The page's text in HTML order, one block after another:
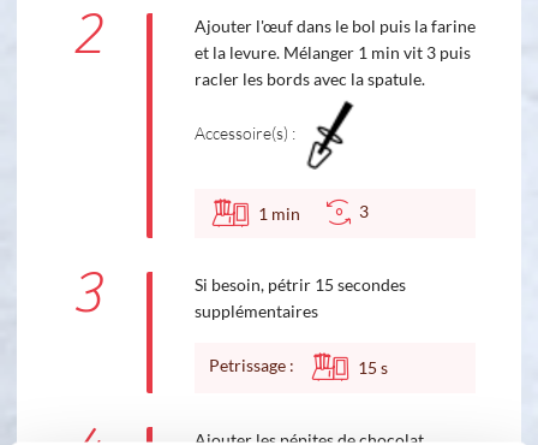
2
Ajouter l'œuf dans le bol puis la farine
et la levure. Mélanger 1 min vit 3 puis
racler les bords avec la spatule.
Accessoire(s) :
1 min 3
3
Si besoin, pétrir 15 secondes
supplémentaires
Petrissage : 15 s
Ajouter les pépites de chocolat.